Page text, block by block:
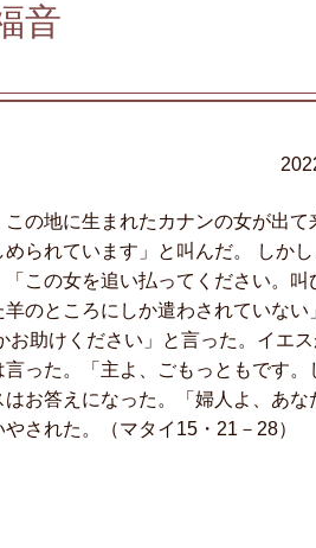
音
の地に生まれたカナンの女が出て
られています」と叫んだ。 しか
この女を追い払ってください。叫
のところにしか遣わされていない
助けください」と言った。イエ
った。「主よ、ごもっともです。
お答えになった。「婦人よ、あな
された。（マタイ15・21－28）